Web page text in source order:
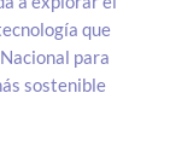
que
para
sostenible